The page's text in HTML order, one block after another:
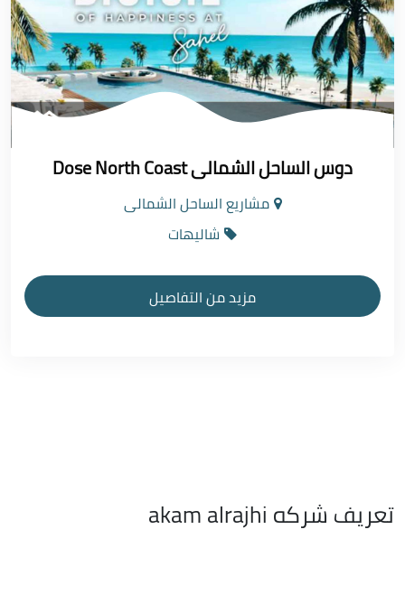
دوس الساحل الشمالى Dose North Coast
مشاريع الساحل الشمالى
شاليهات
مزيد من التفاصيل
تعريف شركه akam alrajhi